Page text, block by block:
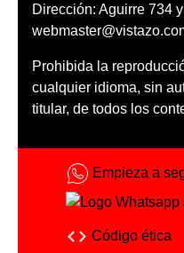
Dirección: Aguirre 734
Prohibida la
cualquier idioma, sin
titular, de todos los
Empieza a
Código ética